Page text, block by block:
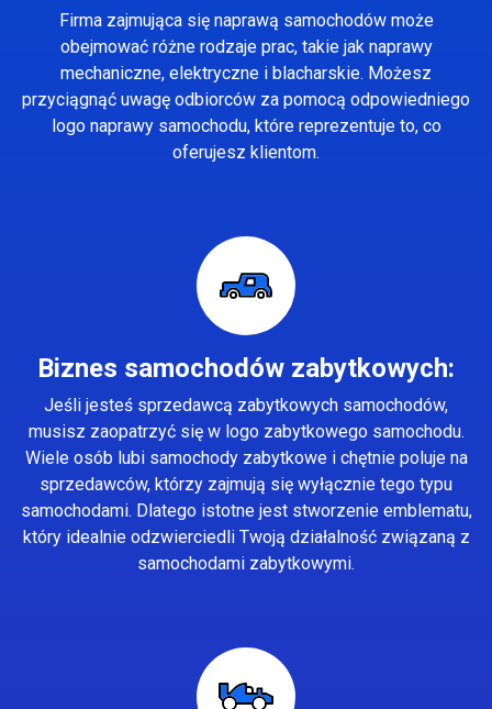
Firma zajmująca się naprawą samochodów może
obejmować różne rodzaje prac, takie jak naprawy
mechaniczne, elektryczne i blacharskie. Możesz
przyciągnąć uwagę odbiorców za pomocą odpowiedniego
logo naprawy samochodu, które reprezentuje to, co
oferujesz klientom.
Biznes samochodów zabytkowych:
Jeśli jesteś sprzedawcą zabytkowych samochodów,
musisz zaopatrzyć się w logo zabytkowego samochodu.
Wiele osób lubi samochody zabytkowe i chętnie poluje na
sprzedawców, którzy zajmują się wyłącznie tego typu
samochodami. Dlatego istotne jest stworzenie emblematu,
który idealnie odzwierciedli Twoją działalność związaną z
samochodami zabytkowymi.